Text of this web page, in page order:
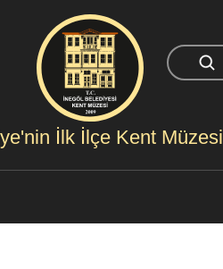
İlk İlçe Kent Müzesi